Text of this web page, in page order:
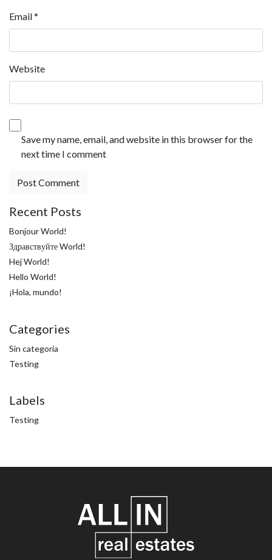
Email*
Website
Save my name, email, and website in this browser for the
next time I comment
Recent Posts
Bonjour World!
Здравствуйте World!
Hej World!
Hello World!
¡Hola, mundo!
Categories
Sin categoría
Testing
Labels
Testing